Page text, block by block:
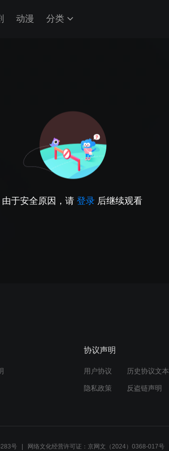
动漫 分类
由于安全原因，请 登录 后继续观看
协议声明
用户协议 历史协议文本
隐私政策 反盗链声明
号 网络文化经营许可证：京网文（2024）0368-017号